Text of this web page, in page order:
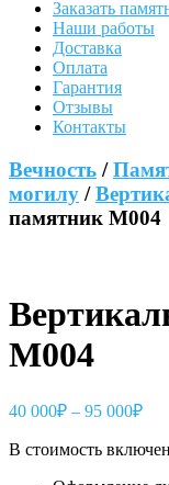
Заказать
Наши работы
Доставка
Оплата
Гарантия
Отзывы
Контакты
Вечность /
могилу /
памятник М004
М004
40 000₽ – 95 000₽
В стоимость